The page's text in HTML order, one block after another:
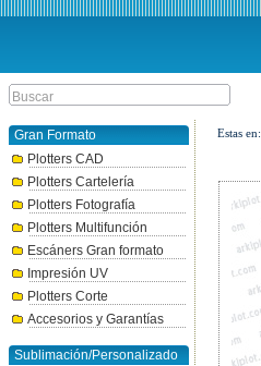
Gran Formato
Plotters CAD
Plotters Cartelería
Plotters Fotografía
Plotters Multifunción
Escáners Gran formato
Impresión UV
Plotters Corte
Accesorios y Garantías
Sublimación/Personalizado
Estas en: